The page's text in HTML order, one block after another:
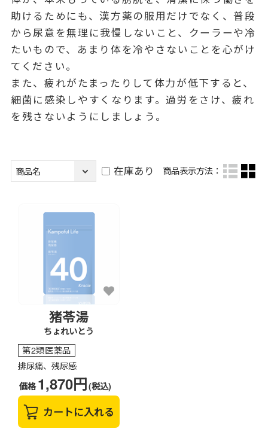
助けるためにも、漢方薬の服用だけでなく、普段
から尿意を無理に我慢しないこと、クーラーや冷
たいもので、あまり体を冷やさないことを心がけ
てください。
また、疲れがたまったりして体力が低下すると、
細菌に感染しやすくなります。過労をさけ、疲れ
を残さないようにしましょう。
在庫あり 商品表示方法：
猪苓湯
ちょれいとう
第2類医薬品
排尿痛、残尿感
価格1,870円(税込)
カートに入れる